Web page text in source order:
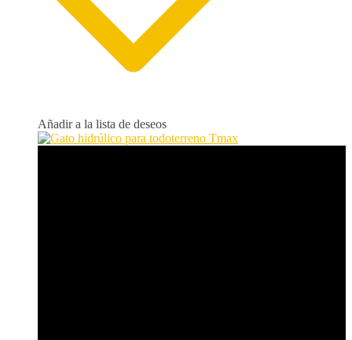
Añadir a la lista de deseos